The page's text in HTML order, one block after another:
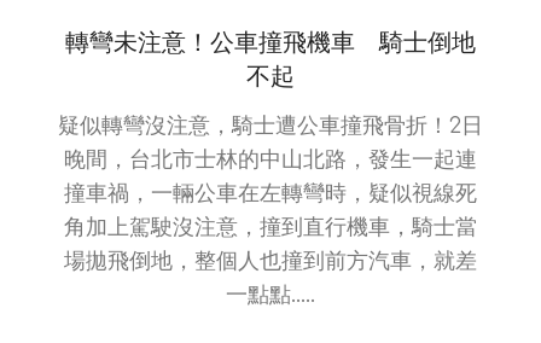
轉彎未注意！公車撞飛機車 騎士倒地
不起
疑似轉彎沒注意，騎士遭公車撞飛骨折！2日
晚間，台北市士林的中山北路，發生一起連
撞車禍，一輛公車在左轉彎時，疑似視線死
角加上駕駛沒注意，撞到直行機車，騎士當
場拋飛倒地，整個人也撞到前方汽車，就差
一點點.....